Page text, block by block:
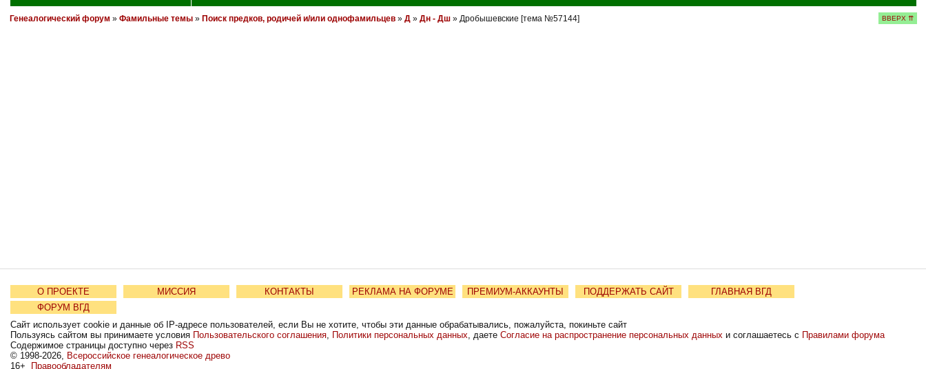
Генеалогический форум » Фамильные темы» Поиск предков, родичей и/или однофамильцев» Д» Дн - Дш» Дробышевские [тема №57144] ВВЕРХ ⇈
О ПРОЕКТЕ МИССИЯ КОНТАКТЫ РЕКЛАМА НА ФОРУМЕ ПРЕМИУМ-АККАУНТЫ ПОДДЕРЖАТЬ САЙТ
ГЛАВНАЯ ВГД
ФОРУМ ВГД
Сайт использует cookie и данные об IP-адресе пользователей, если Вы не хотите, чтобы эти данные обрабатывались, пожалуйста, покиньте сайт
Пользуясь сайтом вы принимаете условия Пользовательского соглашения, Политики персональных данных, даете Согласие на распространение персональных данных и соглашаетесь с Правилами форума
Содержимое страницы доступно через RSS
© 1998-2026, Всероссийское генеалогическое древо
16+
Правообладателям